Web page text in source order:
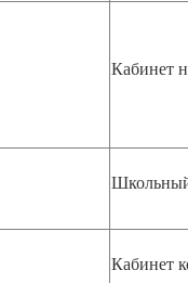
Кабинет
Кабинет